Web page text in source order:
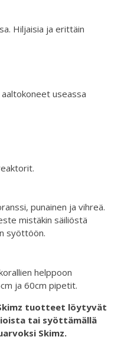
Hiljaisia ja erittäin
useassa
punainen ja vihreä.
mistäkin säiliöstä
syöttöön.
helppoon
ja 60cm pipetit.
tuotteet löytyvät
tai syöttämällä
Skimz.